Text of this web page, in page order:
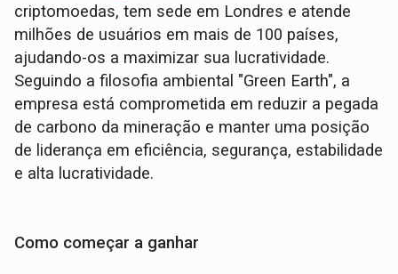
criptomoedas, tem sede em Londres e atende
milhões de usuários em mais de 100 países,
ajudando-os a maximizar sua lucratividade.
Seguindo a filosofia ambiental "Green Earth", a
empresa está comprometida em reduzir a pegada
de carbono da mineração e manter uma posição
de liderança em eficiência, segurança, estabilidade
e alta lucratividade.
Como começar a ganhar